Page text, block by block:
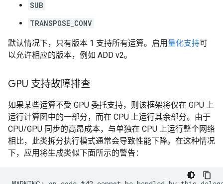
SUB
TRANSPOSE_CONV
默认情况下，只有版本 1 支持所有运算。启用 量化支持可
以允许相应的版本，例如 ADD v2。
GPU 支持故障排查
如果某些运算不受 GPU 委托支持，则该框架将仅在 GPU 上
运行计算图中的一部分，而在 CPU 上运行其余部分。由于
CPU/GPU 同步的高昂成本，与单独在 CPU 上运行整个网络
相比，此类拆分执行模式通常会导致性能下降。在这种情况
下，应用将生成类似下面所示的警告：